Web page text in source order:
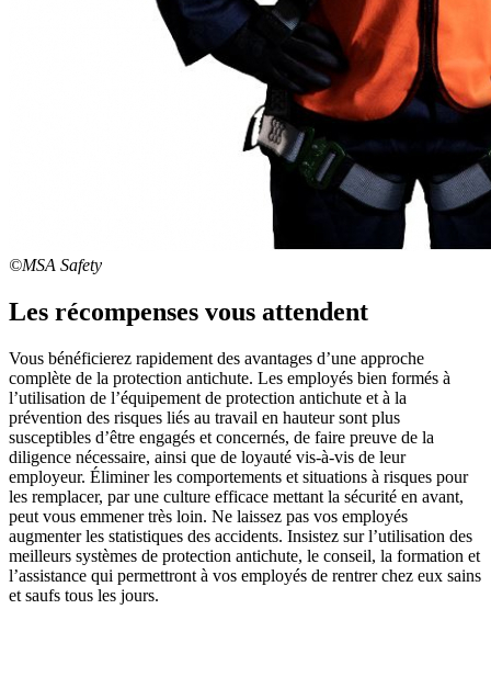
©MSA Safety
Les récompenses vous attendent
Vous bénéficierez rapidement des avantages d’une approche
complète de la protection antichute. Les employés bien formés à
l’utilisation de l’équipement de protection antichute et à la
prévention des risques liés au travail en hauteur sont plus
susceptibles d’être engagés et concernés, de faire preuve de la
diligence nécessaire, ainsi que de loyauté vis-à-vis de leur
employeur. Éliminer les comportements et situations à risques pour
les remplacer, par une culture efficace mettant la sécurité en avant,
peut vous emmener très loin. Ne laissez pas vos employés
augmenter les statistiques des accidents. Insistez sur l’utilisation des
meilleurs systèmes de protection antichute, le conseil, la formation et
l’assistance qui permettront à vos employés de rentrer chez eux sains
et saufs tous les jours.